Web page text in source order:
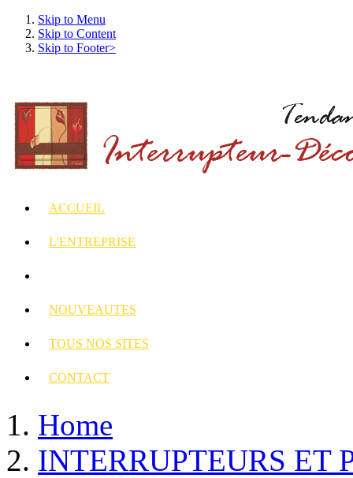
Skip to Menu
Skip to Content
Skip to Footer>
ACCUEIL
L'ENTREPRISE
NOUVEAUTES
TOUS NOS SITES
CONTACT
Home
INTERRUPTEURS ET